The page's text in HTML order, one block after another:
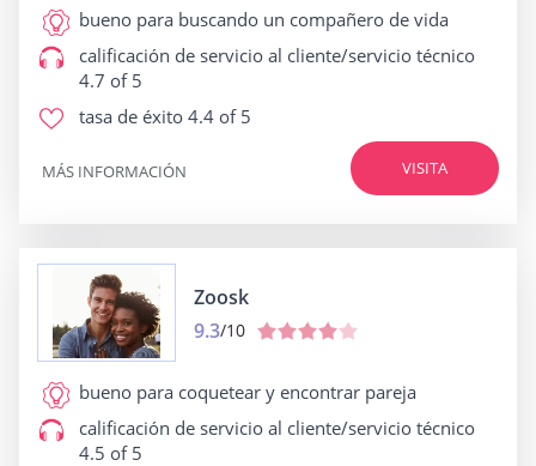
bueno para buscando un compañero de vida
calificación de servicio al cliente/servicio técnico
4.7 of 5
tasa de éxito 4.4 of 5
VISITA
MÁS INFORMACIÓN
Zoosk
9.3/10
bueno para coquetear y encontrar pareja
calificación de servicio al cliente/servicio técnico
4.5 of 5